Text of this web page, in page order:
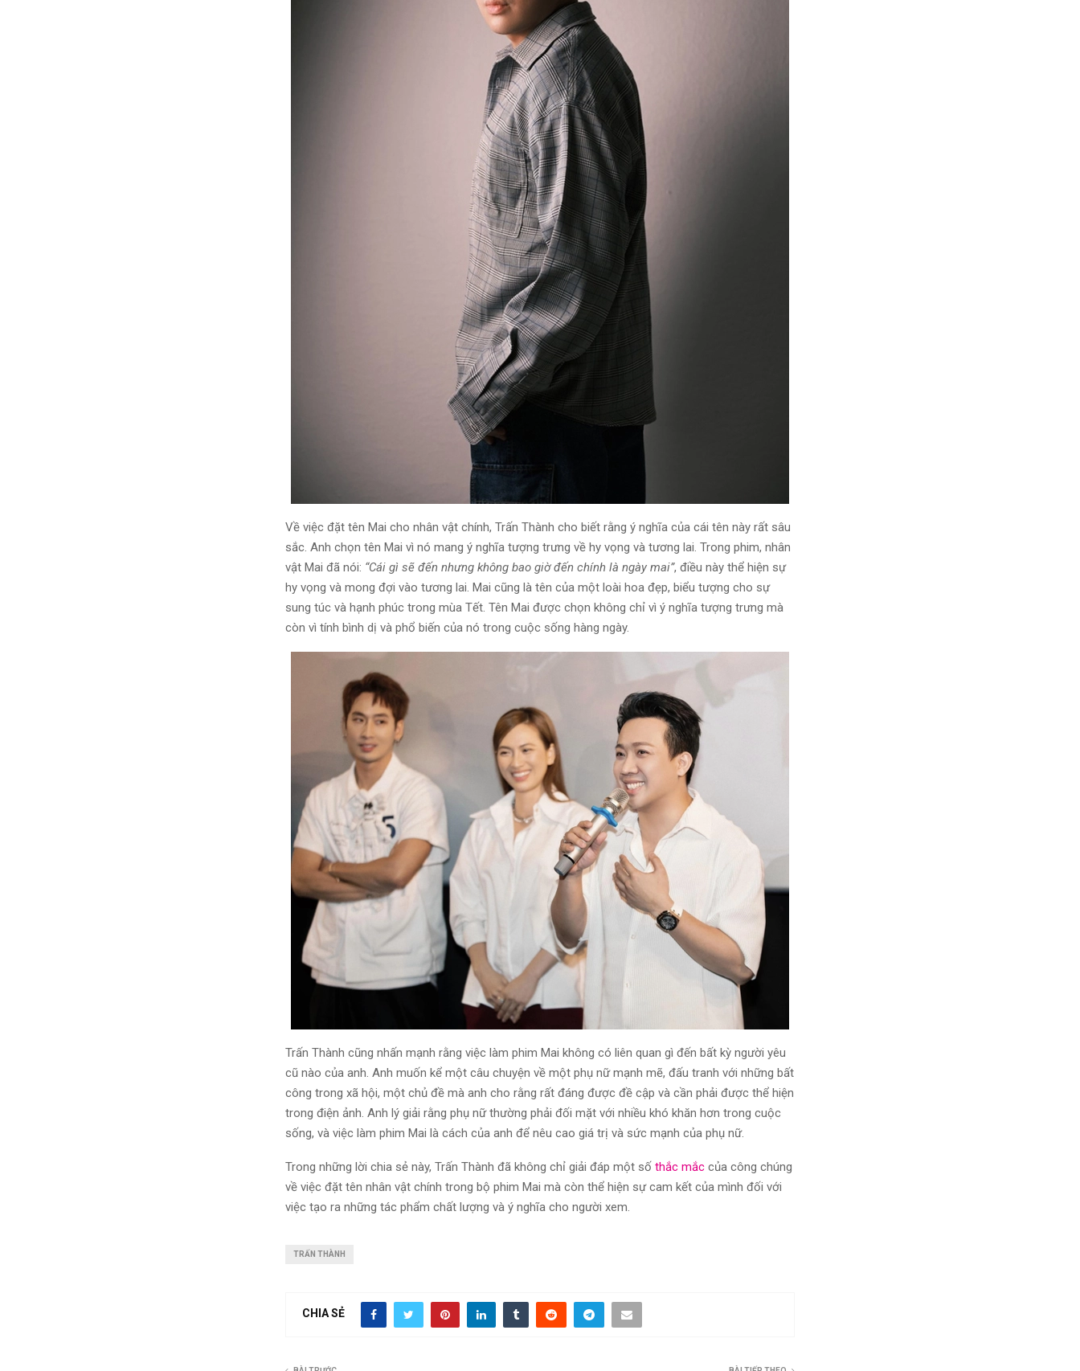
Về việc đặt tên Mai cho nhân vật chính, Trấn Thành cho biết rằng ý nghĩa của cái tên này rất sâu
sắc. Anh chọn tên Mai vì nó mang ý nghĩa tượng trưng về hy vọng và tương lai. Trong phim, nhân
vật Mai đã nói: “Cái gì sẽ đến nhưng không bao giờ đến chính là ngày mai”, điều này thể hiện sự
hy vọng và mong đợi vào tương lai. Mai cũng là tên của một loài hoa đẹp, biểu tượng cho sự
sung túc và hạnh phúc trong mùa Tết. Tên Mai được chọn không chỉ vì ý nghĩa tượng trưng mà
còn vì tính bình dị và phổ biến của nó trong cuộc sống hàng ngày.
Trấn Thành cũng nhấn mạnh rằng việc làm phim Mai không có liên quan gì đến bất kỳ người yêu
cũ nào của anh. Anh muốn kể một câu chuyện về một phụ nữ mạnh mẽ, đấu tranh với những bất
công trong xã hội, một chủ đề mà anh cho rằng rất đáng được đề cập và cần phải được thể hiện
trong điện ảnh. Anh lý giải rằng phụ nữ thường phải đối mặt với nhiều khó khăn hơn trong cuộc
sống, và việc làm phim Mai là cách của anh để nêu cao giá trị và sức mạnh của phụ nữ.
Trong những lời chia sẻ này, Trấn Thành đã không chỉ giải đáp một số thắc mắc của công chúng
về việc đặt tên nhân vật chính trong bộ phim Mai mà còn thể hiện sự cam kết của mình đối với
việc tạo ra những tác phẩm chất lượng và ý nghĩa cho người xem.
TRẤN THÀNH
CHIA SẺ